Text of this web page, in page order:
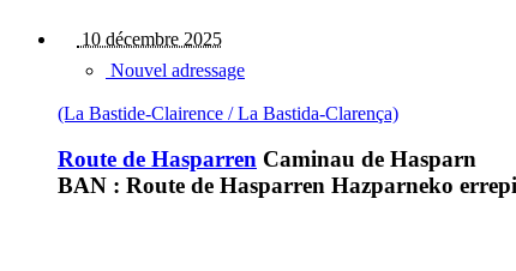
10 décembre 2025
Nouvel adressage
(La Bastide-Clairence / La Bastida-Clarença)
Route de Hasparren Caminau de Hasparn
BAN : Route de Hasparren Hazparneko